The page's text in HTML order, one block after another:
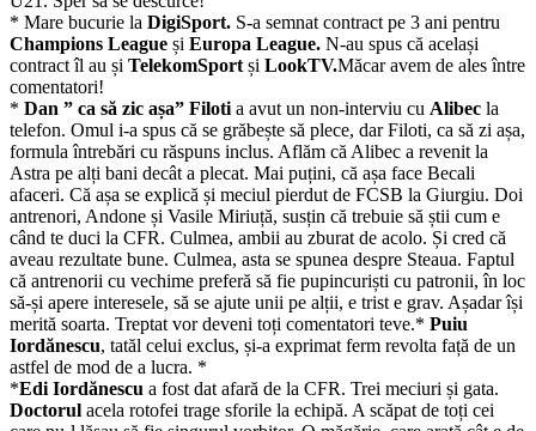
* Mare bucurie la DigiSport. S-a semnat contract pe 3 ani pentru
Champions League și Europa League. N-au spus că același
contract îl au și TelekomSport și LookTV.Măcar avem de ales între
comentatori!
* Dan ” ca să zic așa” Filoti a avut un non-interviu cu Alibec la
telefon. Omul i-a spus că se grăbește să plece, dar Filoti, ca să zi așa,
formula întrebări cu răspuns inclus. Aflăm că Alibec a revenit la
Astra pe alți bani decât a plecat. Mai puțini, că așa face Becali
afaceri. Că așa se explică și meciul pierdut de FCSB la Giurgiu. Doi
antrenori, Andone și Vasile Miriuță, susțin că trebuie să știi cum e
când te duci la CFR. Culmea, ambii au zburat de acolo. Și cred că
aveau rezultate bune. Culmea, asta se spunea despre Steaua. Faptul
că antrenorii cu vechime preferă să fie pupincuriști cu patronii, în loc
să-și apere interesele, să se ajute unii pe alții, e trist e grav. Așadar își
merită soarta. Treptat vor deveni toți comentatori teve.* Puiu
Iordănescu, tatăl celui exclus, și-a exprimat ferm revolta față de un
astfel de mod de a lucra. *
*Edi Iordănescu a fost dat afară de la CFR. Trei meciuri și gata.
Doctorul acela rotofei trage sforile la echipă. A scăpat de toți cei